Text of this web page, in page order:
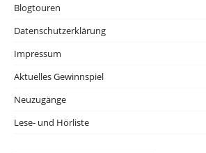
Blogtouren
Datenschutzerklärung
Impressum
Aktuelles Gewinnspiel
Neuzugänge
Lese- und Hörliste